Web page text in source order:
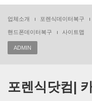
만처리 등 민원처리, 고
(3) 신규서비스 개발 및
신규서비스(제품) 개발
3.수집한 개인정보의
업체소개 포렌식데이터복구
핸드폰데이터복구 사이트맵
ADMIN
포렌식닷컴|